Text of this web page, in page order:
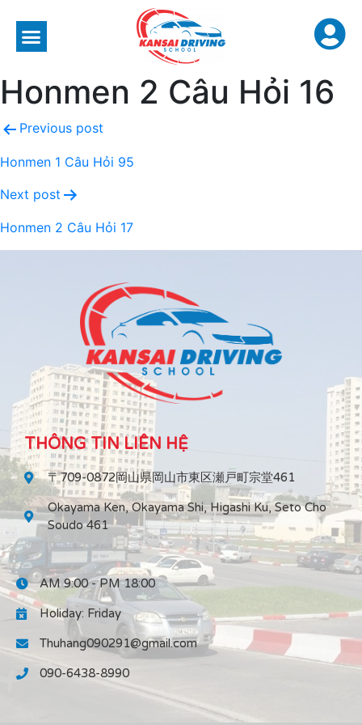
Honmen 2 Câu Hỏi 16
Previous post
Honmen 1 Câu Hỏi 95
Next post
Honmen 2 Câu Hỏi 17
THÔNG TIN LIÊN HỆ
〒709-0872岡山県岡山市東区瀬戸町宗堂461
Okayama Ken, Okayama Shi, Higashi Ku, Seto Cho
Soudo 461
AM 9:00 - PM 18:00
Holiday: Friday
Thuhang090291@gmail.com
090-6438-8990